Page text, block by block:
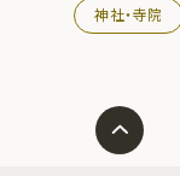
神社・寺院